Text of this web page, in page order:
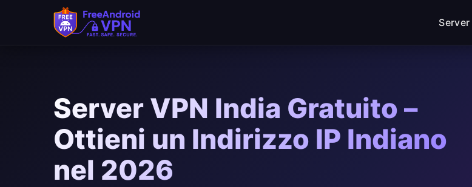
Server
Server VPN India Gratuito –
Ottieni un Indirizzo IP Indiano
nel 2026